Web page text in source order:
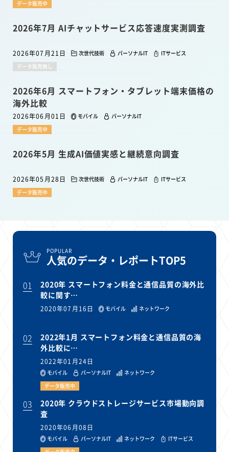
データ販売中
2026年7月 AIチャットサービス応答速度実測調査
2026年07月21日 次世代技術 パーソナルIT
ITサービス
データ販売無し
2026年6月 スマートフォン・タブレット端末価格の
海外比較
2026年06月01日 モバイル
パーソナルIT
データ販売中
2026年5月 生成AI価値実感と継続意向調査
2026年05月28日 次世代技術 パーソナルIT
ITサービス
データ販売中
POPULAR
人気のデータ・レポートTOP5
01
2020年 スマートフォン料金と通信品質の海外比
較に関す…
2020年07月16日 モバイル ネットワーク
02
2022年1月 スマートフォン料金と通信品質の海
外比較に…
2022年01月24日
モバイル パーソナルIT
ネットワーク
データ販売中
03
2020年 クラウドストレージサービス市場動向調
査
2020年06月08日
モバイル パーソナルIT ネットワーク
ITサービス